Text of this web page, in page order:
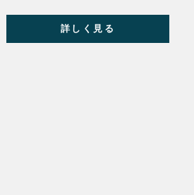
詳しく見る